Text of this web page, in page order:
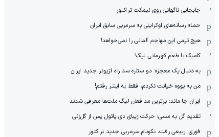
جابجایی ناگهانی روی نیمکت تراکتور
حمله رسانه‌های اوکراینی به سرمربی سابق ایران
هیچ‌ تیمی این مهاجم آلمانی را نمی‌خواهد!
کامبک با طعم قهرمانی لیگ!
به دنبال یک معجزه: دو ستاره سد راه لژیونر جدید ایران
من به یووه خیانت نکردم، فقط به اینتر رفتم!
ایران جا ماند: برترین مدافعان لیگ ملت‌ها معرفی شدند
تقدیم گل به مسی؛ حرکت زیبای دی پائول پس از گل‌زنی
فوری: ربیعی رفت، نکونام سرمربی جدید تراکتور